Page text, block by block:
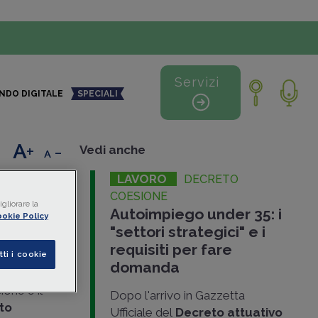
DIGITALE SPECIALI
Servizi
con il
e il
+ - Vedi anche
LAVORO
DECRETO
COESIONE
Autoimpiego under 35: i
"settori strategici" e i
requisiti per fare
domanda
Dopo l'arrivo in Gazzetta
Ufficiale del Decreto attuativo
la
Policy
i cookie